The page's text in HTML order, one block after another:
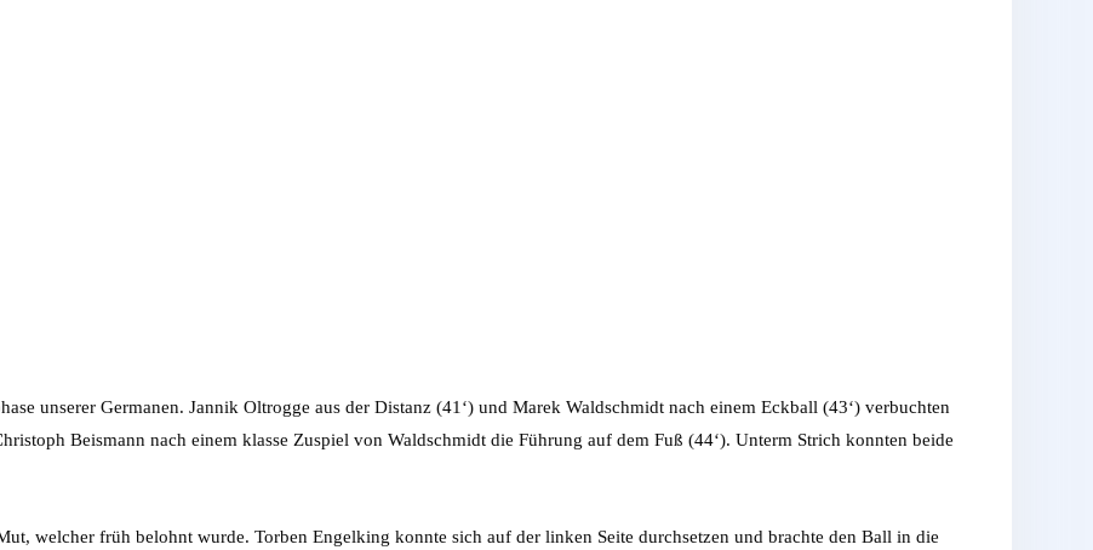
unserer Germanen. Jannik Oltrogge aus der Distanz (41‘) und Marek Waldschmidt nach einem Eckball (43‘) verbuchten
Beismann nach einem klasse Zuspiel von Waldschmidt die Führung auf dem Fuß (44‘). Unterm Strich konnten beide
welcher früh belohnt wurde. Torben Engelking konnte sich auf der linken Seite durchsetzen und brachte den Ball in die